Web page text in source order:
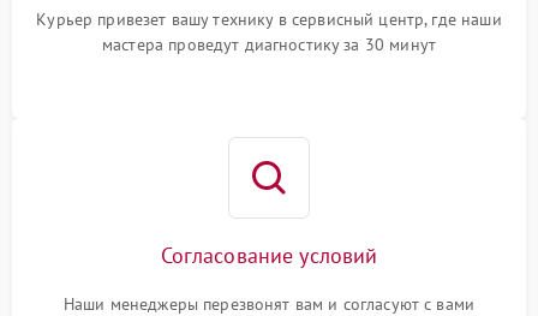
Курьер привезет вашу технику в сервисный центр, где наши
мастера проведут диагностику за 30 минут
Согласование условий
Наши менеджеры перезвонят вам и согласуют с вами